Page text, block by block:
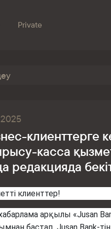
жауап
банктер
Азаматтарды қабылдау
Банкингке кіру
Private
клиенттерге
касса
редакцияда
клиенттер!
арқылы «Jusan